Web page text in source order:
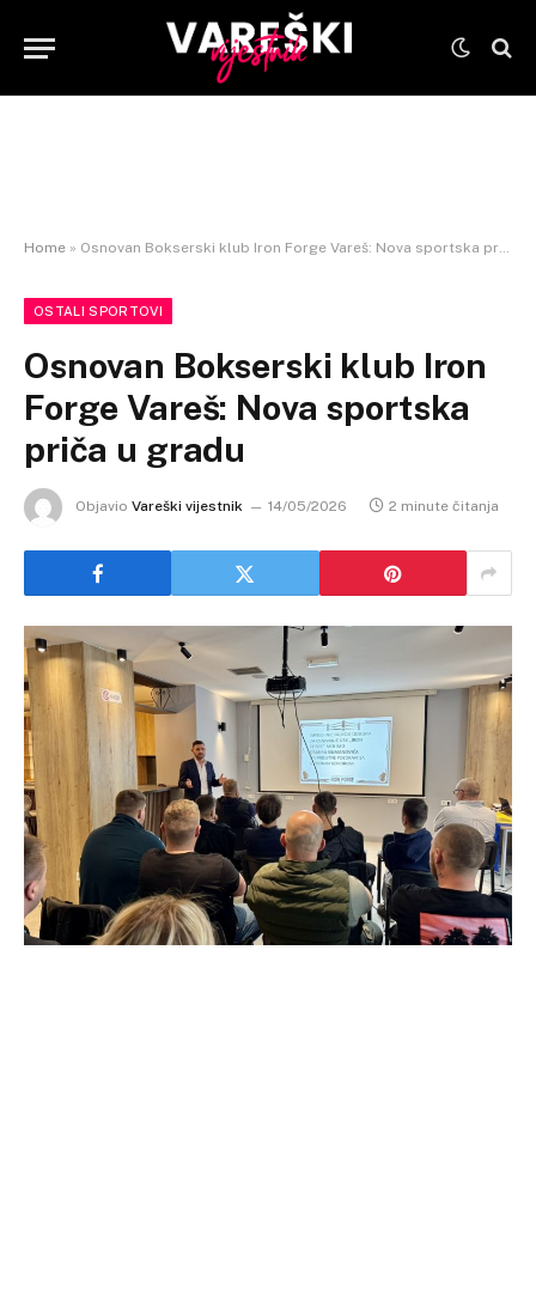
Home » Osnovan Bokserski klub Iron Forge Vareš: Nova sportska priča u gradu
OSTALI SPORTOVI
Osnovan Bokserski klub Iron
Forge Vareš: Nova sportska
priča u gradu
Objavio Vareški vijestnik 14/05/2026 2 minute čitanja